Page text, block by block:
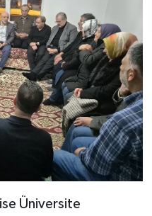
Üniversite